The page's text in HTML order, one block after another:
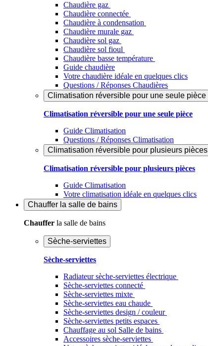
Chaudière gaz
Chaudière connectée
Chaudière à condensation
Chaudière murale gaz
Chaudière sol gaz
Chaudière sol fioul
Chaudière basse température
Guide chaudière
Votre chaudière idéale en quelques clics
Questions / Réponses Chaudières
Climatisation réversible pour une seule pièce
Climatisation réversible pour une seule pièce
Guide Climatisation
Questions / Réponses Climatisation
Climatisation réversible pour plusieurs pièces
Climatisation réversible pour plusieurs pièces
Guide Climatisation
Votre climatisation idéale en quelques clics
Chauffer la salle de bains
Chauffer la salle de bains
Sèche-serviettes
Sèche-serviettes
Radiateur sèche-serviettes électrique
Sèche-serviettes connecté
Sèche-serviettes mixte
Sèche-serviettes eau chaude
Sèche-serviettes design / couleur
Sèche-serviettes petits espaces
Chauffage au sol Salle de bains
Accessoires sèche-serviettes